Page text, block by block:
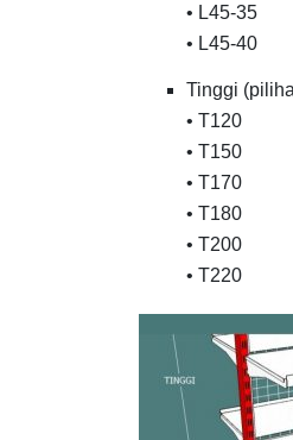
• L45-35
• L45-40
Tinggi
• T120
• T150
• T170
• T180
• T200
• T220